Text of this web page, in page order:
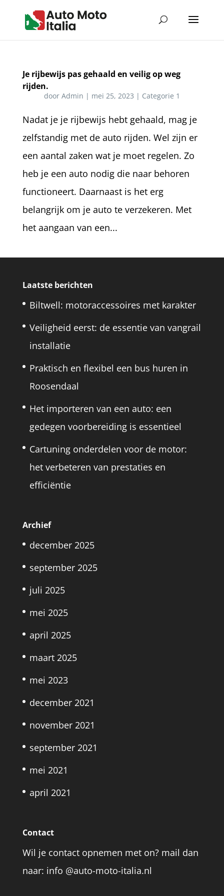
Je rijbewijs pas gehaald en veilig op weg
rijden.
door Admin | mei 25, 2023 | Categorie 1
Nadat je je rijbewijs hebt gehaald, mag je
zelfstandig met de auto rijden. Wel zijn er
een aantal zaken wat je moet regelen. Zo
heb je een auto nodig die naar behoren
functioneert. Daarnaast is het erg
belangrijk om je auto te verzekeren. Met
het aangaan van een...
Laatste berichten
Biltwell: motoraccessoires met karakter
Veiligheid eerst: de essentie van vangrail
installatie
Praktisch en flexibel een bus huren in
Roosendaal
Het importeren van een auto: een
gedegen voorbereiding is essentieel
Cartuning onderdelen voor de motor:
het verbeteren van prestaties en
efficiëntie
Archief
december 2025
september 2025
juli 2025
mei 2025
april 2025
maart 2025
mei 2023
december 2021
november 2021
september 2021
mei 2021
april 2021
Contact
Wil je contact opnemen met on? mail dan
naar: info @auto-moto-italia.nl